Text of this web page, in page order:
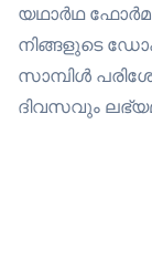
യഥാർഥ
നിങ്ങളുടെ
സാമ്പിൾ
ദിവസവും